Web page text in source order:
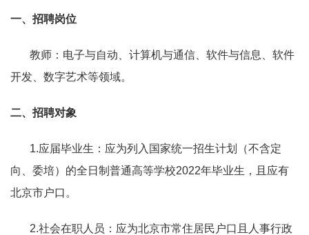
一、招聘岗位
教师：电子与自动、计算机与通信、软件与信息、软件
开发、数字艺术等领域。
二、招聘对象
1.应届毕业生：应为列入国家统一招生计划（不含定
向、委培）的全日制普通高等学校2022年毕业生，且应有
北京市户口。
2.社会在职人员：应为北京市常住居民户口且人事行政